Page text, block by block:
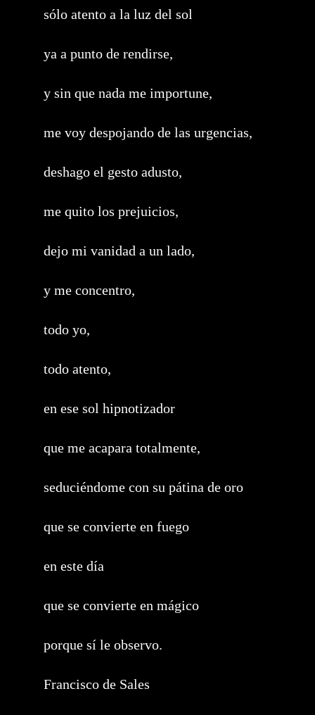
sólo atento a la luz del sol
ya a punto de rendirse,
y sin que nada me importune,
me voy despojando de las urgencias,
deshago el gesto adusto,
me quito los prejuicios,
dejo mi vanidad a un lado,
y me concentro,
todo yo,
todo atento,
en ese sol hipnotizador
que me acapara totalmente,
seduciéndome con su pátina de oro
que se convierte en fuego
en este día
que se convierte en mágico
porque sí le observo.
Francisco de Sales